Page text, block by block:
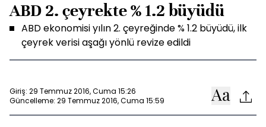
ABD 2. çeyrekte % 1.2 büyüdü
ABD ekonomisi yılın 2. çeyreğinde % 1.2 büyüdü, ilk
çeyrek verisi aşağı yönlü revize edildi
Giriş: 29 Temmuz 2016, Cuma 15:26
Güncelleme: 29 Temmuz 2016, Cuma 15:59